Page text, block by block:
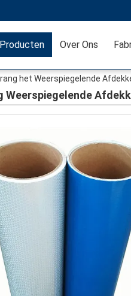
Producten Over Ons
het Weerspiegelende